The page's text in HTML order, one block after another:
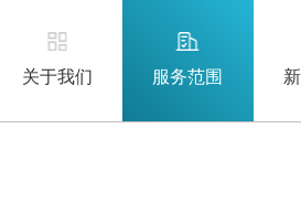
关于我们 服务范围